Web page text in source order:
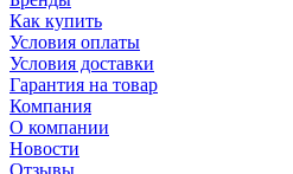
Как купить
Условия оплаты
Условия доставки
Гарантия на товар
Компания
О компании
Новости
Отзывы